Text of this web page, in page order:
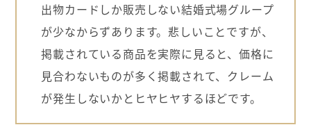
出物カードしか販売しない結婚式場グループ
が少なからずあります。悲しいことですが、
掲載されている商品を実際に見ると、価格に
見合わないものが多く掲載されて、クレーム
が発生しないかとヒヤヒヤするほどです。